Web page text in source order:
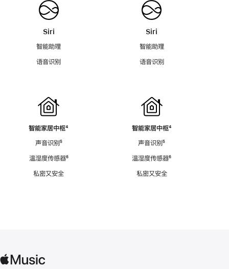
Siri
智能助理
语音识别
智能家居中枢脚
⁴
声音识别脚
⁵
温湿度传感器脚
⁶
私密又安全
Siri
智能助理
语音识别
智能家居中枢脚
⁴
声音识别脚
⁵
温湿度传感器脚
⁶
私密又安全